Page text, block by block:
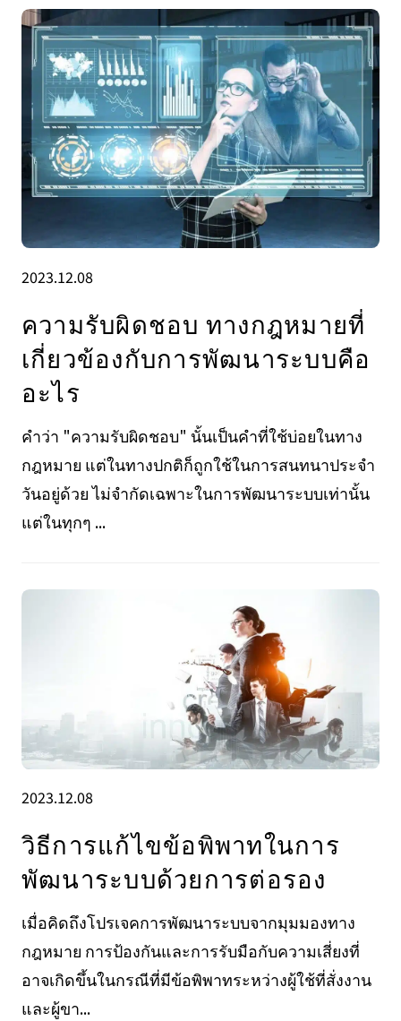
2023.12.08
ความรับผิดชอบ ทางกฎหมายที่
เกี่ยวข้องกับการพัฒนาระบบคือ
อะไร
คำว่า "ความรับผิดชอบ" นั้นเป็นคำที่ใช้บ่อยในทาง
กฎหมาย แต่ในทางปกติก็ถูกใช้ในการสนทนาประจำ
วันอยู่ด้วย ไม่จำกัดเฉพาะในการพัฒนาระบบเท่านั้น
แต่ในทุกๆ ...
2023.12.08
วิธีการแก้ไขข้อพิพาทในการ
พัฒนาระบบด้วยการต่อรอง
เมื่อคิดถึงโปรเจคการพัฒนาระบบจากมุมมองทาง
กฎหมาย การป้องกันและการรับมือกับความเสี่ยงที่
อาจเกิดขึ้นในกรณีที่มีข้อพิพาทระหว่างผู้ใช้ที่สั่งงาน
และผู้ขา...